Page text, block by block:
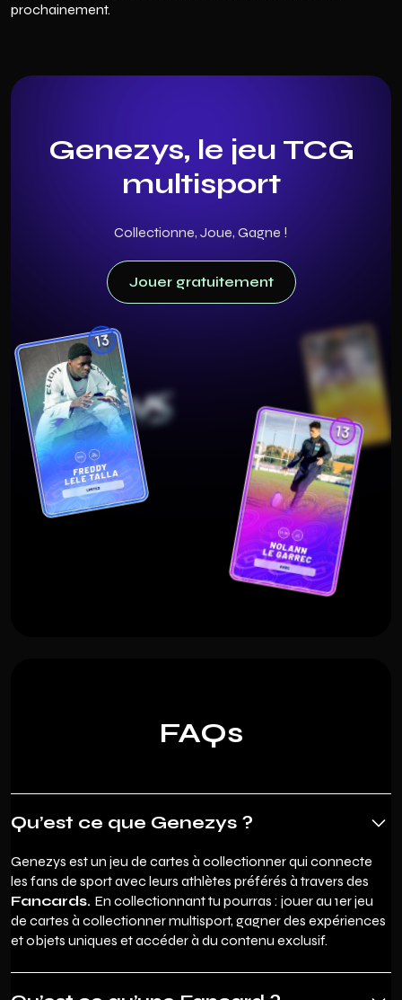
prochainement.
Genezys, le jeu TCG
multisport
Collectionne, Joue, Gagne !
Jouer gratuitement
Jouer gratuitement
FAQs
Qu’est ce que Genezys ?
Genezys est un jeu de cartes à collectionner qui connecte
les fans de sport avec leurs athlètes préférés à travers des
Fancards. En collectionnant tu pourras : jouer au 1er jeu
de cartes à collectionner multisport, gagner des expériences
et objets uniques et accéder à du contenu exclusif.